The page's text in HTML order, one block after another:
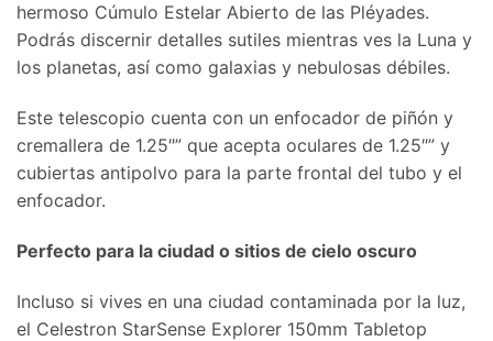
hermoso Cúmulo Estelar Abierto de las Pléyades.
Podrás discernir detalles sutiles mientras ves la Luna y
los planetas, así como galaxias y nebulosas débiles.
Este telescopio cuenta con un enfocador de piñón y
cremallera de 1.25″” que acepta oculares de 1.25″” y
cubiertas antipolvo para la parte frontal del tubo y el
enfocador.
Perfecto para la ciudad o sitios de cielo oscuro
Incluso si vives en una ciudad contaminada por la luz,
el Celestron StarSense Explorer 150mm Tabletop